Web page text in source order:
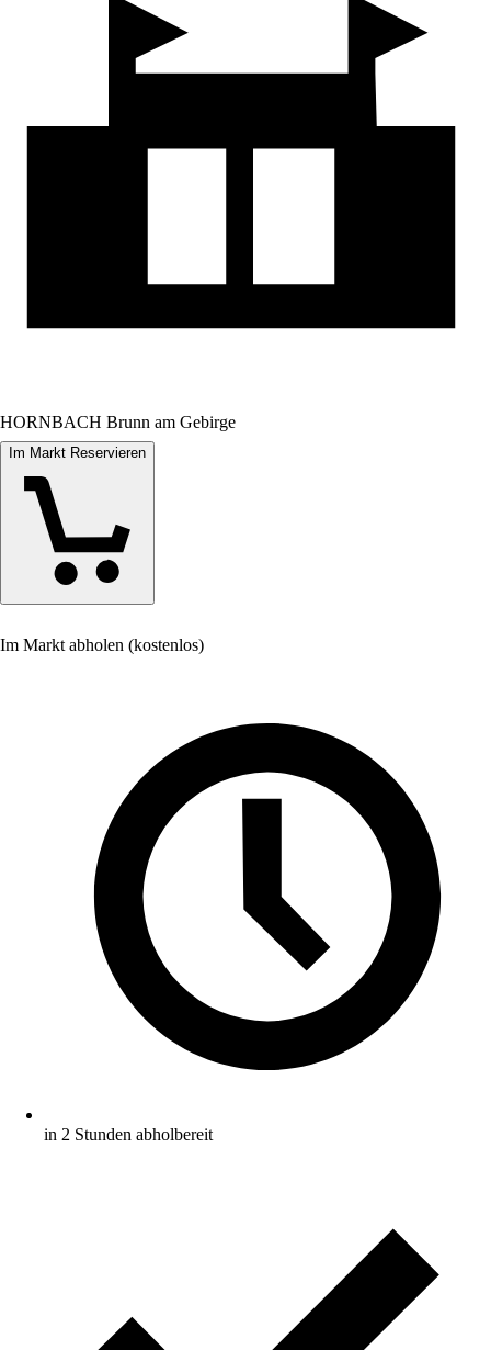
HORNBACH Brunn am Gebirge
Im Markt Reservieren
Im Markt abholen (kostenlos)
in 2 Stunden abholbereit